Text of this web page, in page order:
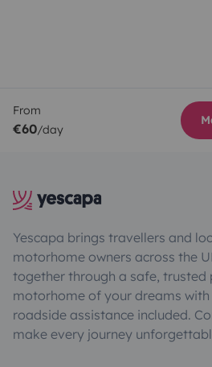
From
€60/day
Yescapa brings travellers and
motorhome owners across the
together through a safe, trusted
motorhome of your dreams with
roadside assistance included.
make every journey